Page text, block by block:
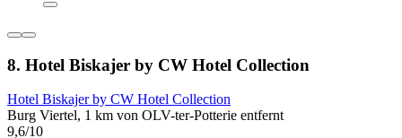
8. Hotel Biskajer by CW Hotel Collection
Hotel Biskajer by CW Hotel Collection
Burg Viertel, 1 km von OLV-ter-Potterie entfernt
9,6/10